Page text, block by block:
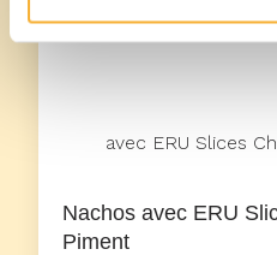
avec ERU Slices
Nachos avec ERU
Piment